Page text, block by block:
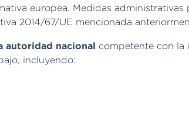
europea. Medidas
2014/67/UE mencionada
autoridad nacional competente con la
incluyendo: